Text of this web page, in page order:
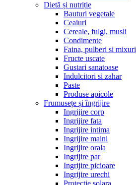
Dietă și nutriție
Bauturi vegetale
Ceaiuri
Cereale, fulgi, musli
Condimente
Faina, pulberi si mixuri
Fructe uscate
Gustari sanatoase
Indulcitori si zahar
Paste
Produse apicole
Frumusețe și îngrijire
Ingrijire corp
Ingrijire fata
Ingrijire intima
Ingrijire maini
Ingrijire orala
Ingrijire par
Ingrijire picioare
Ingrijire urechi
Protectie solara